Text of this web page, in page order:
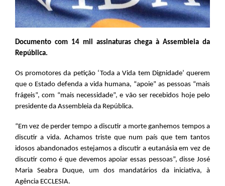
Documento com 14 mil assinaturas chega à Assembleia da
República.
Os promotores da petição ‘Toda a Vida tem Dignidade’ querem
que o Estado defenda a vida humana, “apoie” as pessoas “mais
frágeis”, com “mais necessidade”, e vão ser recebidos hoje pelo
presidente da Assembleia da República.
“Em vez de perder tempo a discutir a morte ganhemos tempos a
discutir a vida. Achamos triste que num país que tem tantos
idosos abandonados estejamos a discutir a eutanásia em vez de
discutir como é que devemos apoiar essas pessoas”, disse José
Maria Seabra Duque, um dos mandatários da iniciativa, à
Agência ECCLESIA.